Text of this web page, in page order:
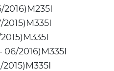
2016)M335I